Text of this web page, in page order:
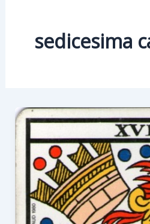
sedicesima